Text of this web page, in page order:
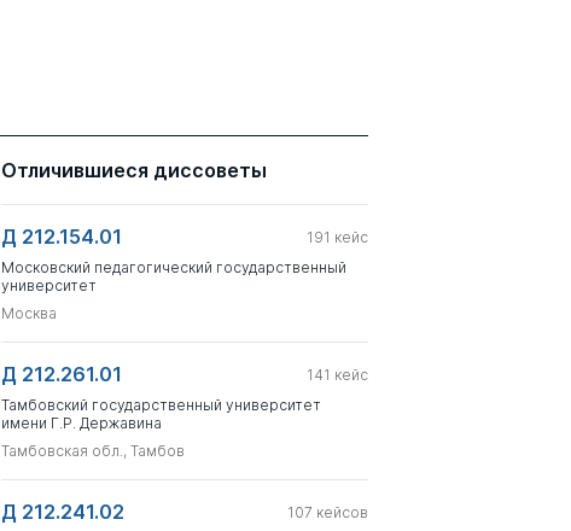
Отличившиеся диссоветы
Д 212.154.01 191 кейс
Московский педагогический государственный
университет
Москва
Д 212.261.01 141 кейс
Тамбовский государственный университет
имени Г.Р. Державина
Тамбовская обл., Тамбов
Д 212.241.02 107 кейсов